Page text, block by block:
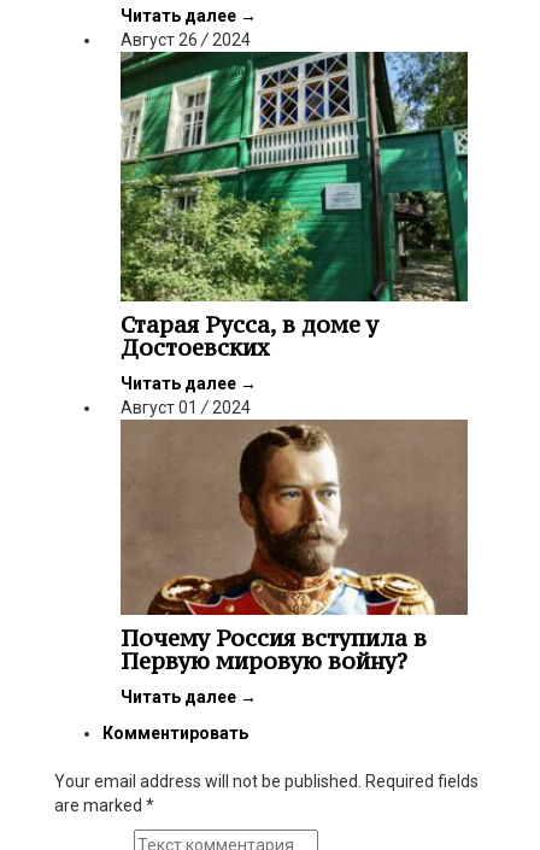
Читать далее →
Август 26 / 2024
Старая Русса, в доме у
Достоевских
Читать далее →
Август01 / 2024
Почему Россия вступила в
Первую мировую войну?
Читать далее →
Комментировать
Your email address will not be published. Required fields
are marked *